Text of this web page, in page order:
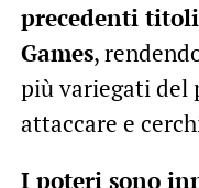
precedenti
Games,
più variegati del
attaccare e
I poteri sono